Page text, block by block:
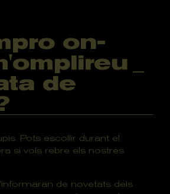
on-
de
Pots escollir durant el
si vols rebre els nostres
de novetats dels